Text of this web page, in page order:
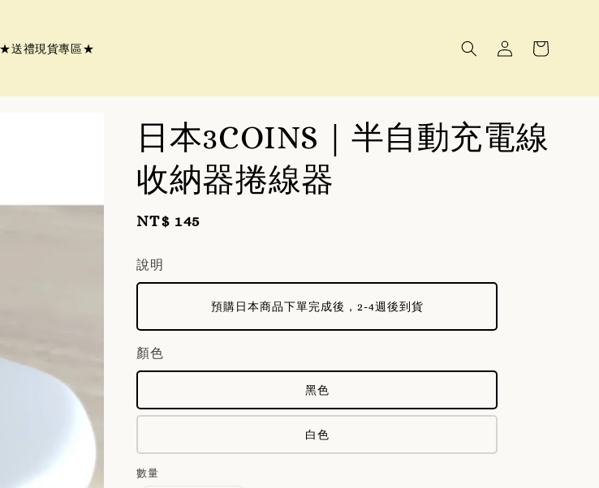
★送禮現貨專區★
日本3COINS｜半自動充電線
收納器捲線器
Regular
NT$ 145
說明
預購日本商品下單完成後，2-4週後到貨
顏色
黑色
白色
數量